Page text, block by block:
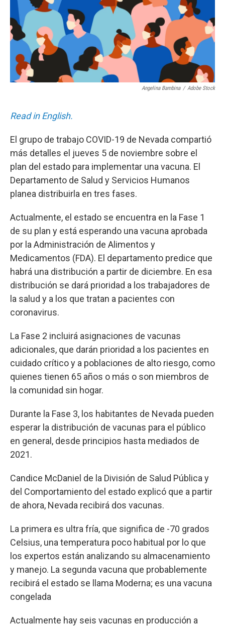
Angelina Bambina / Adobe Stock
Read in English.
El grupo de trabajo COVID-19 de Nevada compartió
más detalles el jueves 5 de noviembre sobre el
plan del estado para implementar una vacuna. El
Departamento de Salud y Servicios Humanos
planea distribuirla en tres fases.
Actualmente, el estado se encuentra en la Fase 1
de su plan y está esperando una vacuna aprobada
por la Administración de Alimentos y
Medicamentos (FDA). El departamento predice que
habrá una distribución a partir de diciembre. En esa
distribución se dará prioridad a los trabajadores de
la salud y a los que tratan a pacientes con
coronavirus.
La Fase 2 incluirá asignaciones de vacunas
adicionales, que darán prioridad a los pacientes en
cuidado crítico y a poblaciones de alto riesgo, como
quienes tienen 65 años o más o son miembros de
la comunidad sin hogar.
Durante la Fase 3, los habitantes de Nevada pueden
esperar la distribución de vacunas para el público
en general, desde principios hasta mediados de
2021.
Candice McDaniel de la División de Salud Pública y
del Comportamiento del estado explicó que a partir
de ahora, Nevada recibirá dos vacunas.
La primera es ultra fría, que significa de -70 grados
Celsius, una temperatura poco habitual por lo que
los expertos están analizando su almacenamiento
y manejo. La segunda vacuna que probablemente
recibirá el estado se llama Moderna; es una vacuna
congelada
Actualmente hay seis vacunas en producción a